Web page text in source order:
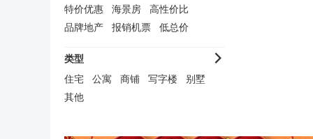
特价优惠 海景房
高性价比
品牌地产
报销机票
低总价
类型
住宅 公寓 商铺 写字楼
别墅
其他